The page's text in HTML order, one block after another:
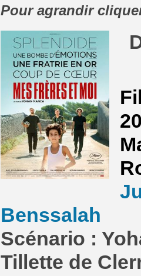
Pour agrandir
Benssalah
Scénario :
Tillette de